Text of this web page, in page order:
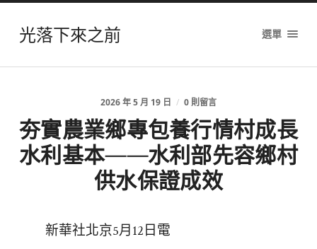
光落下來之前 選單
2026 年 5 月 19 日 / 0 則留言
夯實農業鄉專包養行情村成長
水利基本——水利部先容鄉村
供水保證成效
新華社北京5月12日電